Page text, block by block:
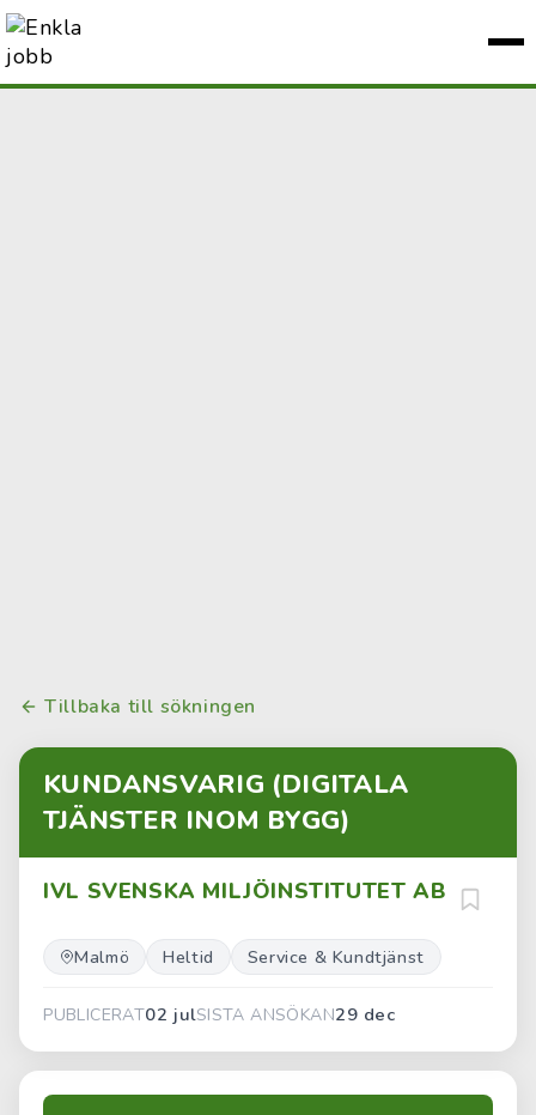
Tillbaka till sökningen
KUNDANSVARIG (DIGITALA
TJÄNSTER INOM BYGG)
IVL SVENSKA MILJÖINSTITUTET AB
Malmö Heltid Service & Kundtjänst
PUBLICERAT02 julSISTA ANSÖKAN29 dec